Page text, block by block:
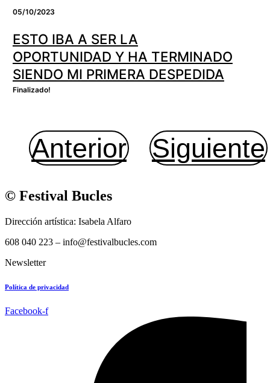
05/10/2023
ESTO IBA A SER LA
OPORTUNIDAD Y HA TERMINADO
SIENDO MI PRIMERA DESPEDIDA
Finalizado!
Anterior Siguiente
© Festival Bucles
Dirección artística: Isabela Alfaro
608 040 223 – info@festivalbucles.com
Newsletter
Política de privacidad
Facebook-f